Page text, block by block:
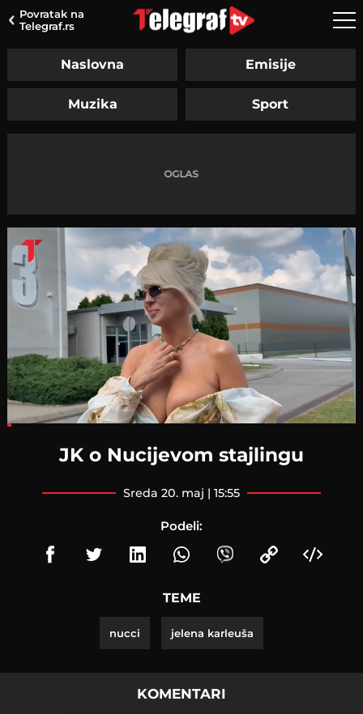
Povratak na
Telegraf.rs
Naslovna Emisije
Muzika Sport
JK o Nucijevom stajlingu
sreda 20. maj | 15:55
Podeli:
TEME
nucci jelena karleuša
KOMENTARI